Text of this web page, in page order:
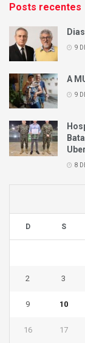
Posts recentes
9
A
9
8
D S
2 3
9 10
16 17